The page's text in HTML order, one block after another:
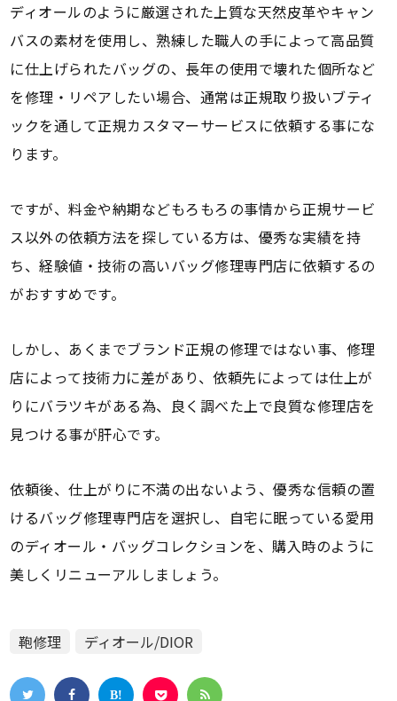
ディオールのように厳選された上質な天然皮革やキャン
バスの素材を使用し、熟練した職人の手によって高品質
に仕上げられたバッグの、長年の使用で壊れた個所など
を修理・リペアしたい場合、通常は正規取り扱いブティ
ックを通して正規カスタマーサービスに依頼する事にな
ります。
ですが、料金や納期などもろもろの事情から正規サービ
ス以外の依頼方法を探している方は、優秀な実績を持
ち、経験値・技術の高いバッグ修理専門店に依頼するの
がおすすめです。
しかし、あくまでブランド正規の修理ではない事、修理
店によって技術力に差があり、依頼先によっては仕上が
りにバラツキがある為、良く調べた上で良質な修理店を
見つける事が肝心です。
依頼後、仕上がりに不満の出ないよう、優秀な信頼の置
けるバッグ修理専門店を選択し、自宅に眠っている愛用
のディオール・バッグコレクションを、購入時のように
美しくリニューアルしましょう。
鞄修理 ディオール/DIOR